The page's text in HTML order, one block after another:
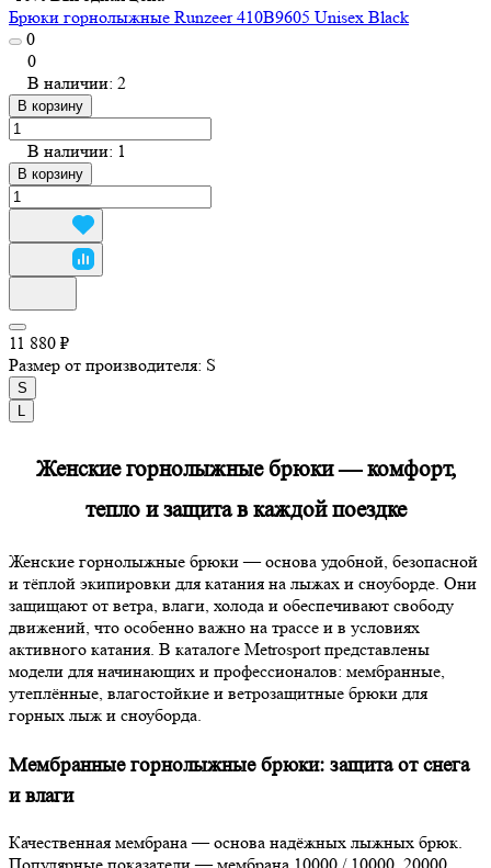
Брюки горнолыжные Runzeer 410B9605 Unisex Black
0
0
В наличии: 2
В корзину
В наличии: 1
В корзину
11 880 ₽
Размер от производителя: S
S
Женские горнолыжные брюки — комфорт,
тепло и защита в каждой поездке
Женские горнолыжные брюки — основа удобной, безопасной
и тёплой экипировки для катания на лыжах и сноуборде. Они
защищают от ветра, влаги, холода и обеспечивают свободу
движений, что особенно важно на трассе и в условиях
активного катания. В каталоге Metrosport представлены
модели для начинающих и профессионалов: мембранные,
утеплённые, влагостойкие и ветрозащитные брюки для
горных лыж и сноуборда.
Мембранные горнолыжные брюки: защита от снега
и влаги
Качественная мембрана — основа надёжных лыжных брюк.
Популярные показатели — мембрана 10000 / 10000, 20000,